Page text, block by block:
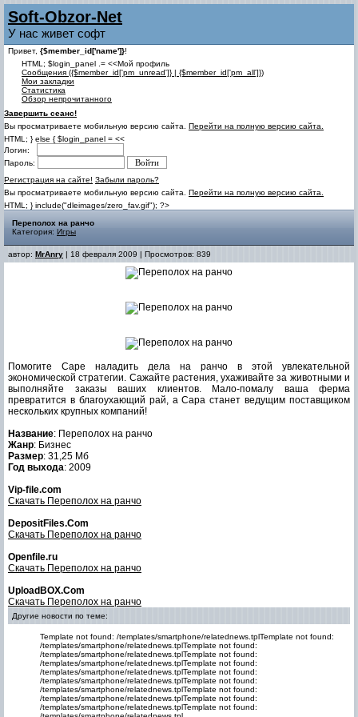
Soft-Obzor-Net
У нас живет софт
Привет, {$member_id['name']}!
HTML; $login_panel .= <<Мой профиль
Cообщения ({$member_id['pm_unread']} | {$member_id['pm_all']})
Мои закладки
Статистика
Обзор непрочитанного
Завершить сеанс!
Вы просматриваете мобильную версию сайта. Перейти на полную версию сайта.
HTML; } else { $login_panel = <<
Логин:
Пароль:
Регистрация на сайте! Забыли пароль?
Вы просматриваете мобильную версию сайта. Перейти на полную версию сайта.
HTML; } include("dleimages/zero_fav.gif"); ?>
Переполох на ранчо
Категория: Игры
автор: MrAnry | 18 февраля 2009 | Просмотров: 839
Помогите Саре наладить дела на ранчо в этой увлекательной
экономической стратегии. Сажайте растения, ухаживайте за животными и
выполняйте заказы ваших клиентов. Мало-помалу ваша ферма
превратится в благоухающий рай, а Сара станет ведущим поставщиком
нескольких крупных компаний!
Название: Переполох на ранчо
Жанр: Бизнес
Размер: 31,25 Мб
Год выхода: 2009
Vip-file.com
Скачать Переполох на ранчо
DepositFiles.Com
Скачать Переполох на ранчо
Openfile.ru
Скачать Переполох на ранчо
UploadBOX.Com
Скачать Переполох на ранчо
Другие новости по теме:
Template not found: /templates/smartphone/relatednews.tplTemplate not found:
/templates/smartphone/relatednews.tplTemplate not found:
/templates/smartphone/relatednews.tplTemplate not found:
/templates/smartphone/relatednews.tplTemplate not found:
/templates/smartphone/relatednews.tplTemplate not found:
/templates/smartphone/relatednews.tplTemplate not found:
/templates/smartphone/relatednews.tplTemplate not found:
/templates/smartphone/relatednews.tplTemplate not found:
/templates/smartphone/relatednews.tplTemplate not found: